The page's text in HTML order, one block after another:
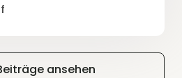
ansehen